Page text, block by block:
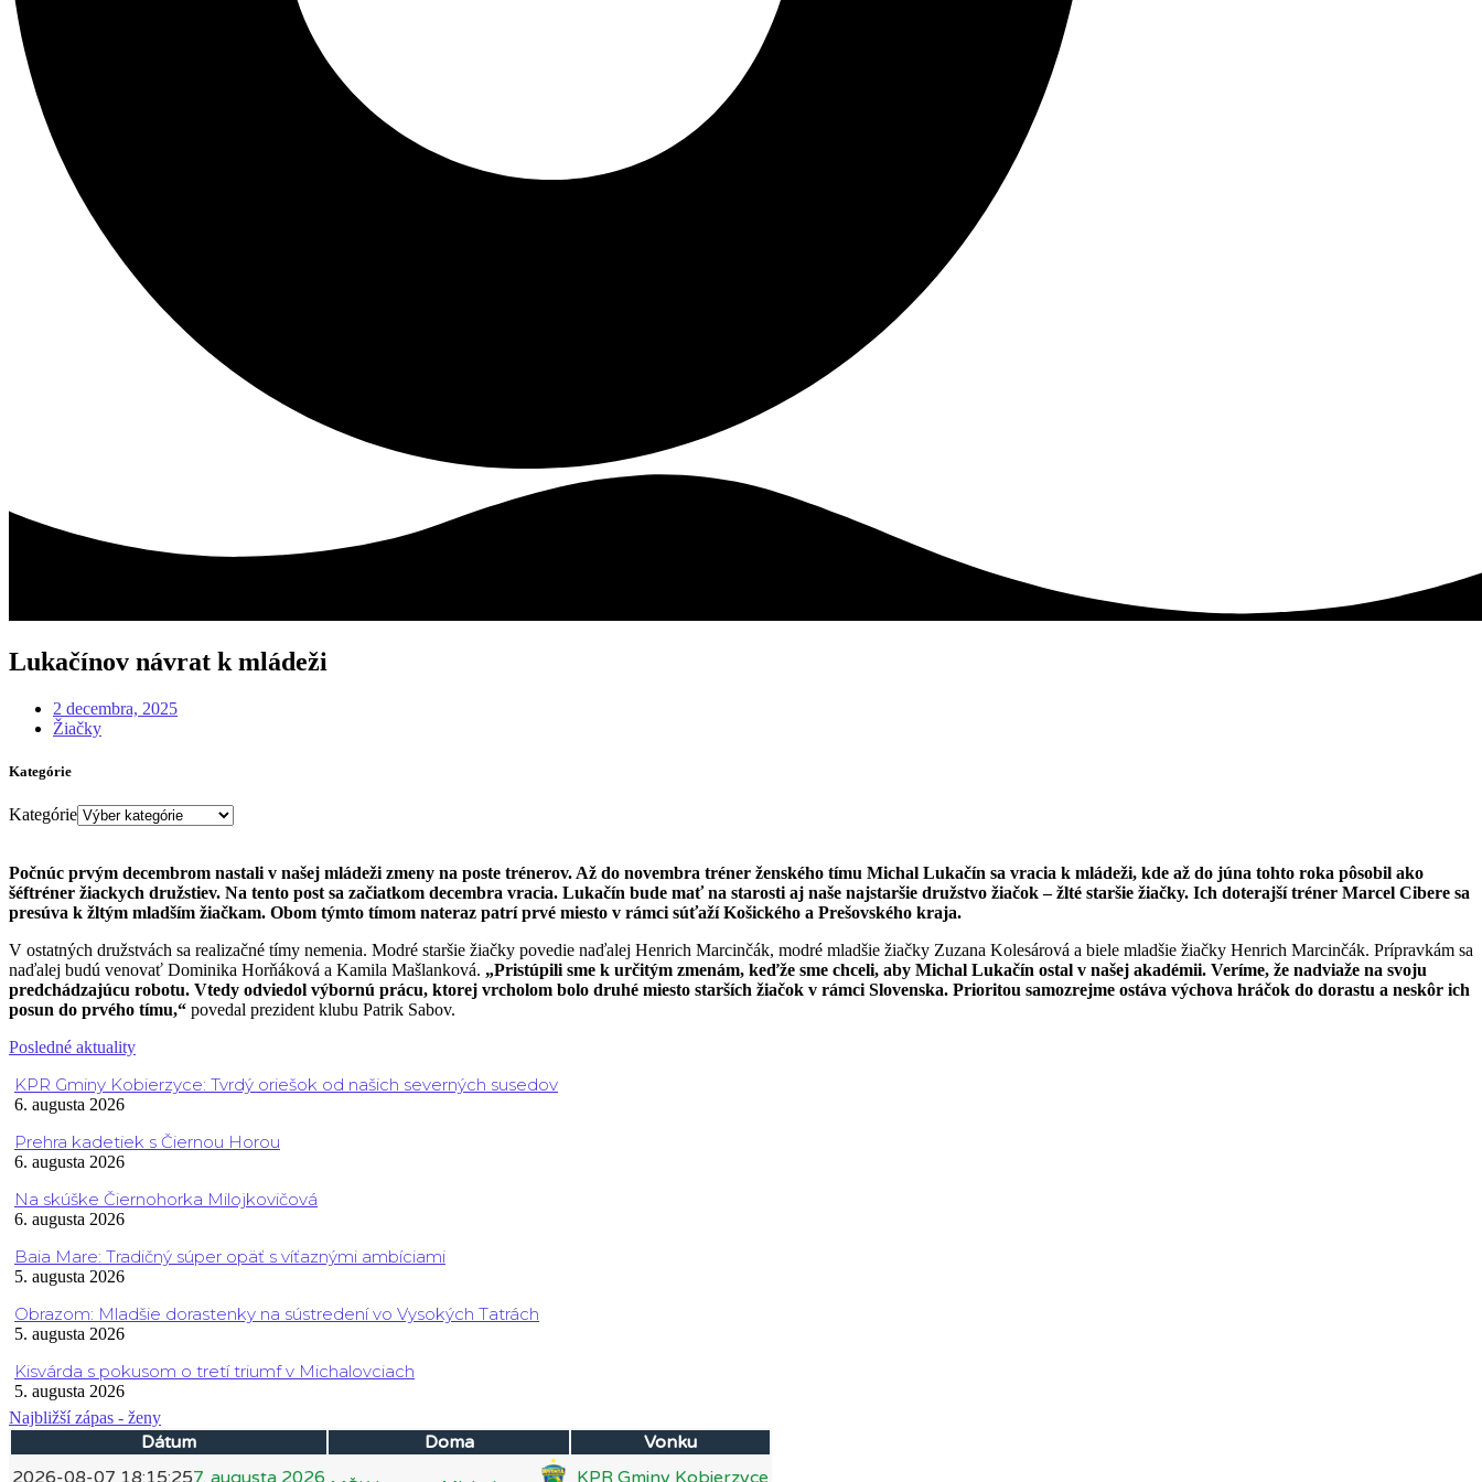
Lukačínov návrat k mládeži
2 decembra, 2025
Žiačky
Kategórie
Kategórie
Počnúc prvým decembrom nastali v našej mládeži zmeny na poste trénerov. Až do novembra tréner ženského tímu Michal Lukačín sa vracia k mládeži, kde až do júna tohto roka pôsobil ako
šéftréner žiackych družstiev. Na tento post sa začiatkom decembra vracia. Lukačín bude mať na starosti aj naše najstaršie družstvo žiačok – žlté staršie žiačky. Ich doterajší tréner Marcel Cibere sa
presúva k žltým mladším žiačkam. Obom týmto tímom nateraz patrí prvé miesto v rámci súťaží Košického a Prešovského kraja.
V ostatných družstvách sa realizačné tímy nemenia. Modré staršie žiačky povedie naďalej Henrich Marcinčák, modré mladšie žiačky Zuzana Kolesárová a biele mladšie žiačky Henrich Marcinčák. Prípravkám sa
naďalej budú venovať Dominika Horňáková a Kamila Mašlanková. „Pristúpili sme k určitým zmenám, keďže sme chceli, aby Michal Lukačín ostal v našej akadémii. Veríme, že nadviaže na svoju
predchádzajúcu robotu. Vtedy odviedol výbornú prácu, ktorej vrcholom bolo druhé miesto starších žiačok v rámci Slovenska. Prioritou samozrejme ostáva výchova hráčok do dorastu a neskôr ich
posun do prvého tímu,“ povedal prezident klubu Patrik Sabov.
Posledné aktuality
KPR Gminy Kobierzyce: Tvrdý oriešok od našich severných susedov
6. augusta 2026
Prehra kadetiek s Čiernou Horou
6. augusta 2026
Na skúške Čiernohorka Milojkovičová
6. augusta 2026
Baia Mare: Tradičný súper opäť s víťaznými ambíciami
5. augusta 2026
Obrazom: Mladšie dorastenky na sústredení vo Vysokých Tatrách
5. augusta 2026
Kisvárda s pokusom o tretí triumf v Michalovciach
5. augusta 2026
Najbližší zápas - ženy
Dátum Doma
Vonku